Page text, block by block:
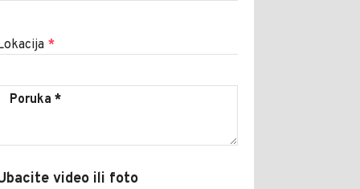
*
video ili foto